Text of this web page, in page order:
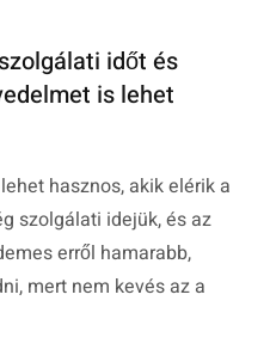
időt és
is lehet
hasznos, akik elérik a
szolgálati idejük, és az
erről hamarabb,
mert nem kevés az a